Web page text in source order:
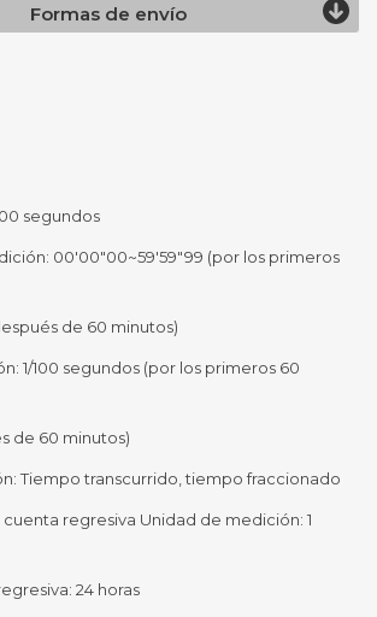
Formas de envío
segundos
00'00"00~59'59"99 (por los primeros
de 60 minutos)
1/100 segundos (por los primeros 60
de 60 minutos)
Tiempo transcurrido, tiempo fraccionado
regresiva Unidad de medición: 1
24 horas